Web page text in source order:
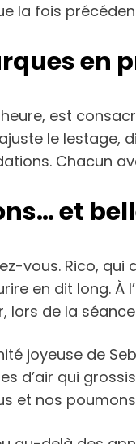
la fois
en
heure, est
le lestage,
Chacun
et
vous. Rico,
en dit long. À
lors de la
joyeuse de
d’air qui
et nos